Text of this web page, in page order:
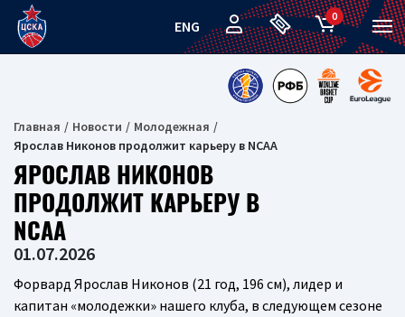
ENG
0
Главная Новости
Молодежная
Ярослав Никонов продолжит карьеру в NCAA
ЯРОСЛАВ НИКОНОВ
ПРОДОЛЖИТ КАРЬЕРУ В
NCAA
01.07.2026
Форвард Ярослав Никонов (21 год, 196 см), лидер и
капитан «молодежки» нашего клуба, в следующем сезоне